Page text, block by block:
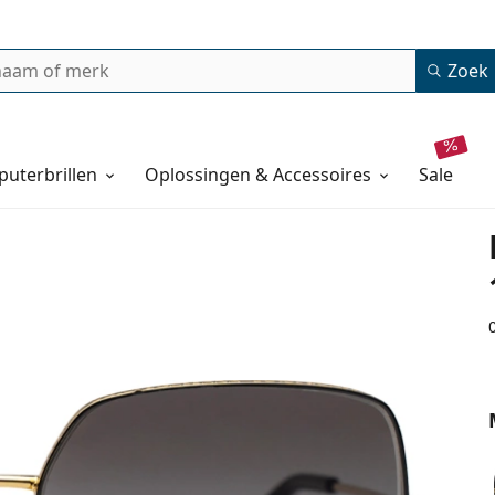
Zoek
Oplossingen & Accessoires sale